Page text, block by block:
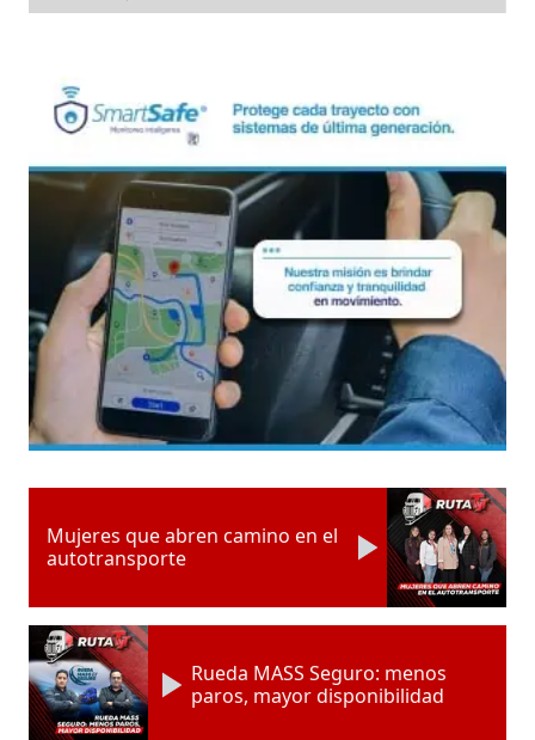
Mujeres que abren camino en el
autotransporte
Rueda MASS Seguro: menos
paros, mayor disponibilidad